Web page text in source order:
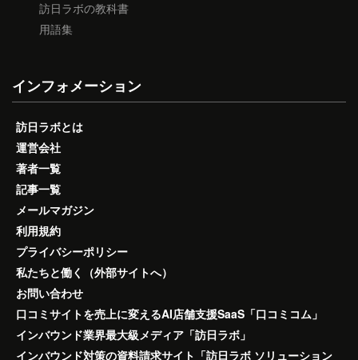
訪日ラボの教科書
用語集
インフォメーション
訪日ラボとは
運営会社
著者一覧
記事一覧
メールマガジン
利用規約
プライバシーポリシー
私たちと働く（外部サイトへ）
お問い合わせ
口コミサイトを売上に変えるAI店舗支援SaaS「口コミコム」
インバウンド業界最大級メディア「訪日ラボ」
インバウンド対策の資料請求サイト「訪日ラボ ソリューション